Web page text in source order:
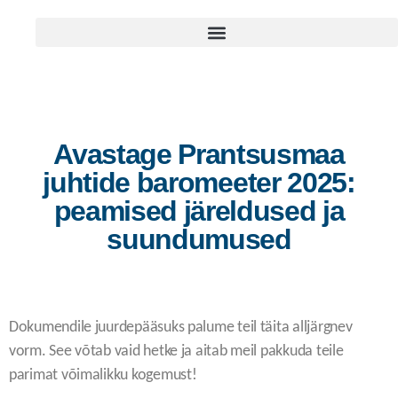
Avastage Prantsusmaa
juhtide baromeeter 2025:
peamised järeldused ja
suundumused
Dokumendile juurdepääsuks palume teil täita alljärgnev
vorm. See võtab vaid hetke ja aitab meil pakkuda teile
parimat võimalikku kogemust!